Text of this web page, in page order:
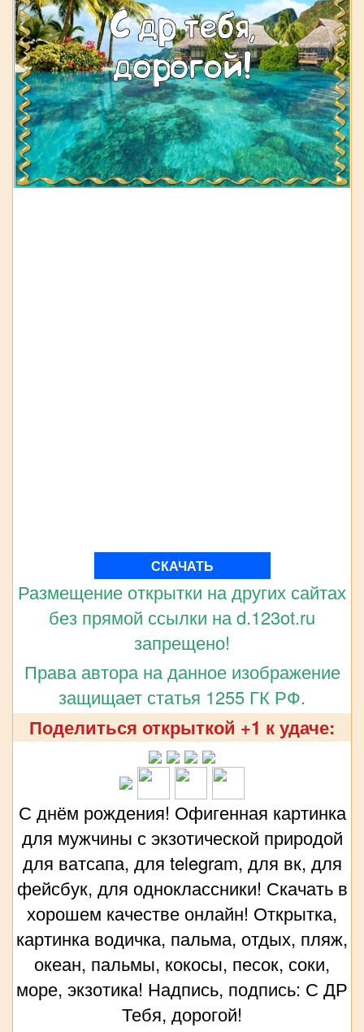
СКАЧАТЬ
Размещение открытки на других сайтах
без прямой ссылки на d.123ot.ru
запрещено!
Права автора на данное изображение
защищает статья 1255 ГК РФ.
Поделиться открыткой +1 к удаче:
С днём рождения! Офигенная картинка
для мужчины с экзотической природой
для ватсапа, для telegram, для вк, для
фейсбук, для одноклассники! Скачать в
хорошем качестве онлайн! Открытка,
картинка водичка, пальма, отдых, пляж,
океан, пальмы, кокосы, песок, соки,
море, экзотика! Надпись, подпись: С ДР
Тебя, дорогой!